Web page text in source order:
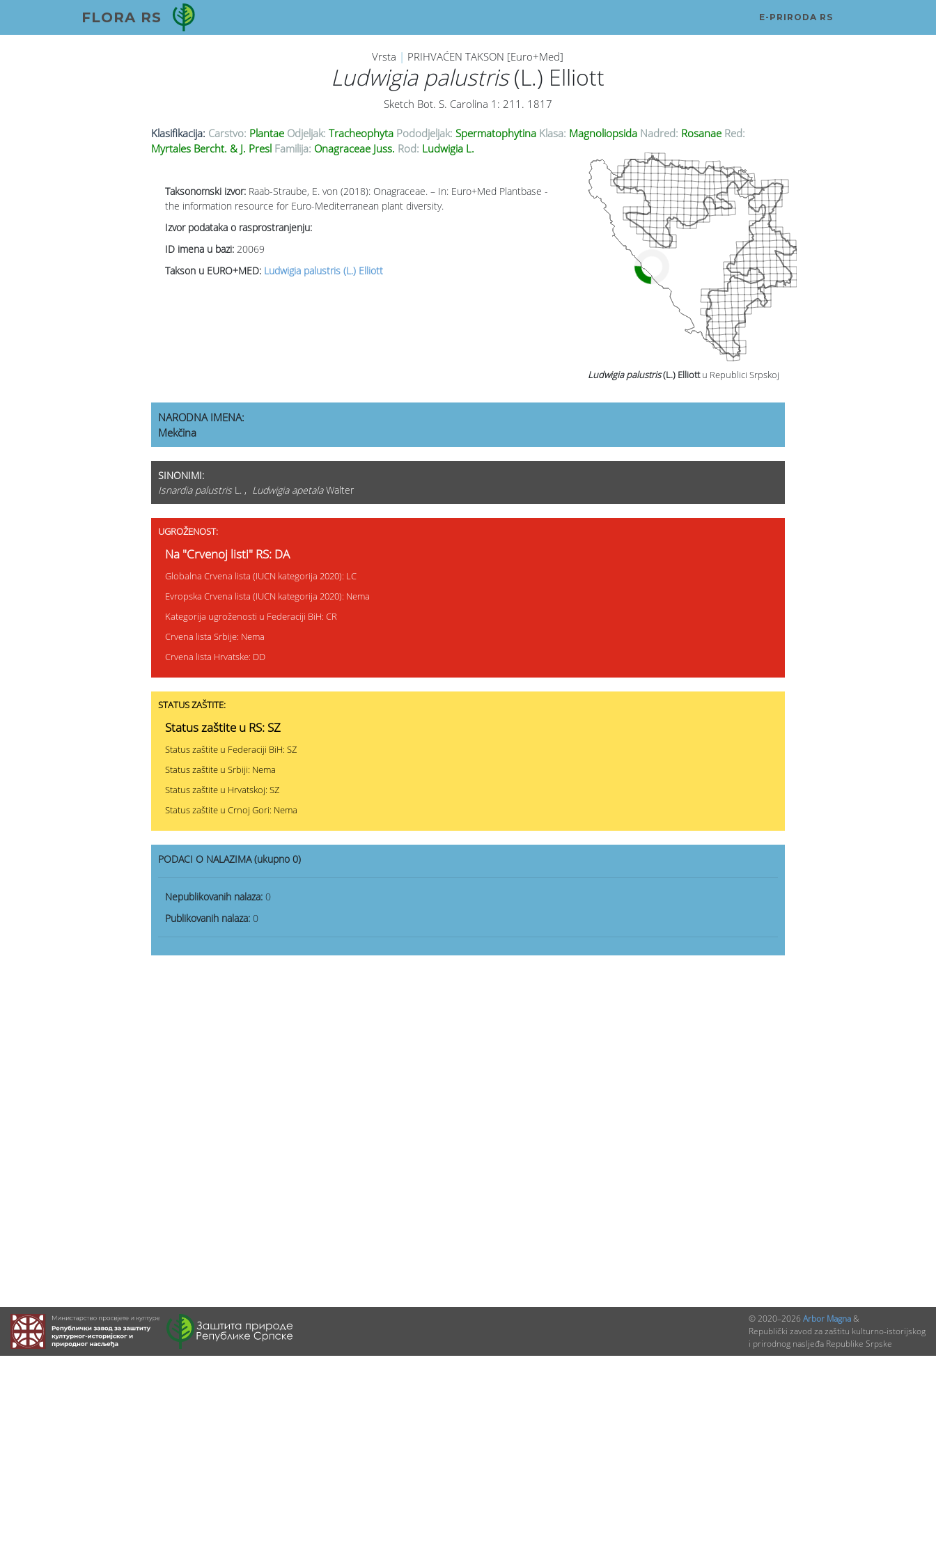
FLORA RS E-PRIRODA RS
Vrsta | PRIHVAĆEN TAKSON [Euro+Med]
Ludwigia palustris(L.) Elliott
Sketch Bot. S. Carolina 1: 211. 1817
Klasifikacija: Carstvo: Plantae Odjeljak: Tracheophyta Pododjeljak: Spermatophytina Klasa: Magnoliopsida Nadred: Rosanae Red:
Myrtales Bercht. & J. Presl Familija: Onagraceae Juss. Rod: Ludwigia L.
Taksonomski izvor: Raab-Straube, E. von (2018): Onagraceae. – In: Euro+Med Plantbase -
the information resource for Euro-Mediterranean plant diversity.
Izvor podataka o rasprostranjenju:
ID imena u bazi: 20069
Takson u EURO+MED: Ludwigia palustris (L.) Elliott
Ludwigia palustris(L.) Elliott u Republici Srpskoj
NARODNA IMENA:
Mekčina
SINONIMI:
Isnardia palustrisL. , Ludwigia apetalaWalter
UGROŽENOST:
Na "Crvenoj listi" RS: DA
Globalna Crvena lista (IUCN kategorija 2020): LC
Evropska Crvena lista (IUCN kategorija 2020): Nema
Kategorija ugroženosti u Federaciji BiH: CR
Crvena lista Srbije: Nema
Crvena lista Hrvatske: DD
STATUS ZAŠTITE:
Status zaštite u RS: SZ
Status zaštite u Federaciji BiH: SZ
Status zaštite u Srbiji: Nema
Status zaštite u Hrvatskoj: SZ
Status zaštite u Crnoj Gori: Nema
PODACI O NALAZIMA (ukupno 0)
Nepublikovanih nalaza: 0
Publikovanih nalaza: 0
© 2020–2026 Arbor Magna&
Republički zavod za zaštitu kulturno-istorijskog
i prirodnog nasljeđa Republike Srpske